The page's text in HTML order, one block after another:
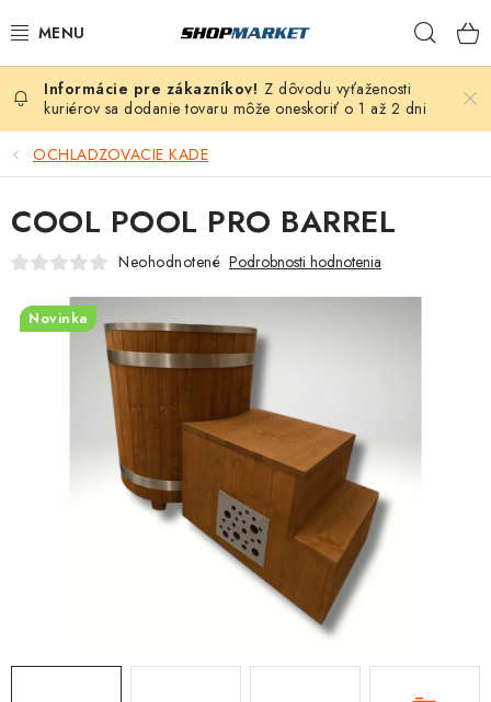
na
VÍRIVÉ VANE
SAUNY
BAZÉNY
NAFUKOVACIE VÍRIVKY
ZDRAVIE
DEZINFEKCIA A ČISTENIE
PROTIZÁPLAVOVÉ A HASIACE ZARIADENIA
OBCHODNÉ PODMIENKY
ZNAČKY
Z dôvodu vyťaženosti
kuriérov sa dodanie tovaru môže oneskoriť o 1 až 2 dni
OCHLADZOVACIE KADE
COOL POOL PRO BARREL
Neohodnotené Podrobnosti hodnotenia
Novinka